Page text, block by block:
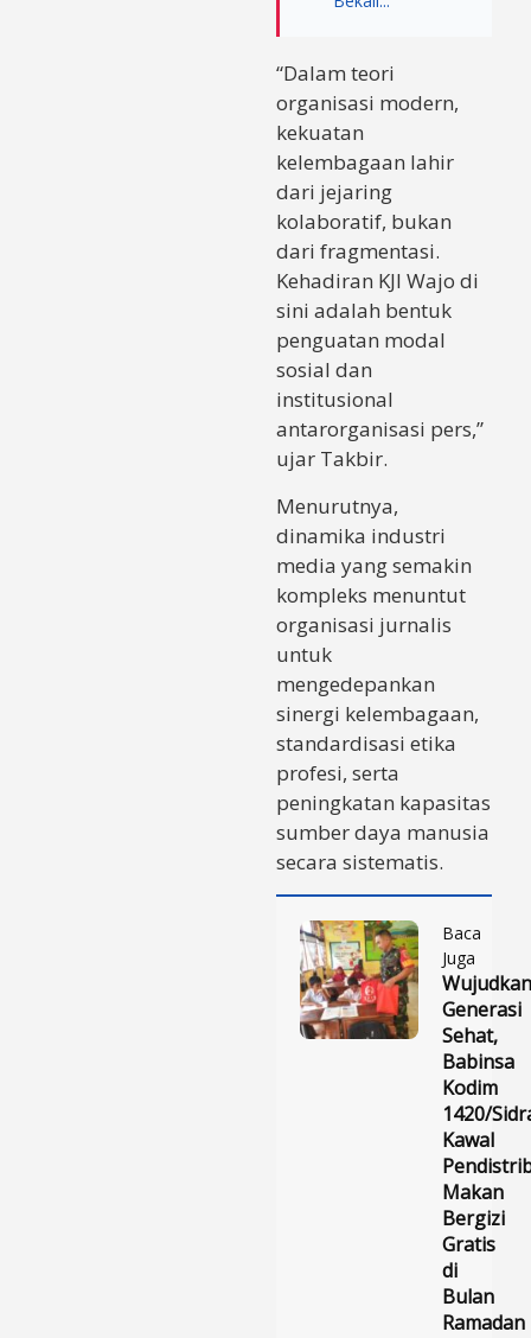
“Dalam teori
organisasi modern,
kekuatan
kelembagaan lahir
dari jejaring
kolaboratif, bukan
dari fragmentasi.
Kehadiran KJI Wajo di
sini adalah bentuk
penguatan modal
sosial dan
institusional
antarorganisasi pers,”
ujar Takbir.
Menurutnya,
dinamika industri
media yang semakin
kompleks menuntut
organisasi jurnalis
untuk
mengedepankan
sinergi kelembagaan,
standardisasi etika
profesi, serta
peningkatan kapasitas
sumber daya manusia
secara sistematis.
Baca
Juga
Wujudkan
Generasi
Sehat,
Babinsa
Kodim
1420/
Kawal
Makan
Bergizi
Gratis
di
Bulan
Ramadan